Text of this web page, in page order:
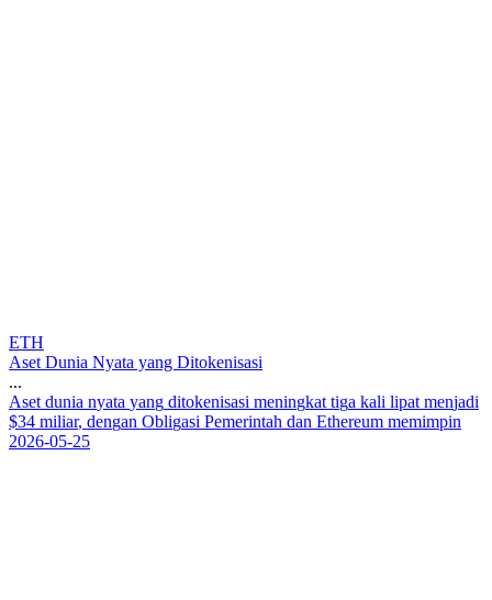
ETH
Aset Dunia Nyata yang Ditokenisasi
...
Aset dunia nyata yang ditokenisasi meningkat tiga kali lipat menjadi
$34 miliar, dengan Obligasi Pemerintah dan Ethereum memimpin
2026-05-25